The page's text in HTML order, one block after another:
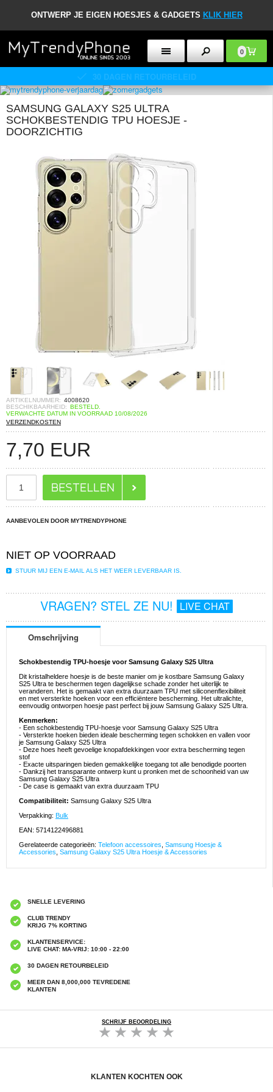
ONTWERP JE EIGEN HOESJES & GADGETS KLIK HIER
0
30 DAGEN RETOURBELEID
SAMSUNG GALAXY S25 ULTRA
SCHOKBESTENDIG TPU HOESJE -
DOORZICHTIG
ARTIKELNUMMER: 4008620
BESCHIKBAARHEID: BESTELD.
VERWACHTE DATUM IN VOORRAAD 10/08/2026
VERZENDKOSTEN
7,70 EUR
AANBEVOLEN DOOR MYTRENDYPHONE
NIET OP VOORRAAD
STUUR MIJ EEN E-MAIL ALS HET WEER LEVERBAAR IS.
VRAGEN? STEL ZE NU! LIVE CHAT
Omschrijving
Schokbestendig TPU-hoesje voor Samsung Galaxy S25 Ultra
Dit kristalheldere hoesje is de beste manier om je kostbare Samsung Galaxy
S25 Ultra te beschermen tegen dagelijkse schade zonder het uiterlijk te
veranderen. Het is gemaakt van extra duurzaam TPU met siliconenflexibiliteit
en met versterkte hoeken voor een efficiëntere bescherming. Het ultralichte,
eenvoudig ontworpen hoesje past perfect bij jouw Samsung Galaxy S25 Ultra.
Kenmerken:
- Een schokbestendig TPU-hoesje voor Samsung Galaxy S25 Ultra
- Versterkte hoeken bieden ideale bescherming tegen schokken en vallen voor
je Samsung Galaxy S25 Ultra
- Deze hoes heeft gevoelige knopafdekkingen voor extra bescherming tegen
stof
- Exacte uitsparingen bieden gemakkelijke toegang tot alle benodigde poorten
- Dankzij het transparante ontwerp kunt u pronken met de schoonheid van uw
Samsung Galaxy S25 Ultra
- De case is gemaakt van extra duurzaam TPU
Compatibiliteit: Samsung Galaxy S25 Ultra
Verpakking: Bulk
EAN: 5714122496881
Gerelateerde categorieën: Telefoon accessoires Samsung Hoesje &
Accessories Samsung Galaxy S25 Ultra Hoesje & Accessories
SNELLE LEVERING
CLUB TRENDY
KRIJG 7% KORTING
KLANTENSERVICE:
LIVE CHAT: MA-VRIJ: 10:00 - 22:00
30 DAGEN RETOURBELEID
MEER DAN 8,000,000 TEVREDENE
KLANTEN
SCHRIJF BEOORDELING
KLANTEN KOCHTEN OOK